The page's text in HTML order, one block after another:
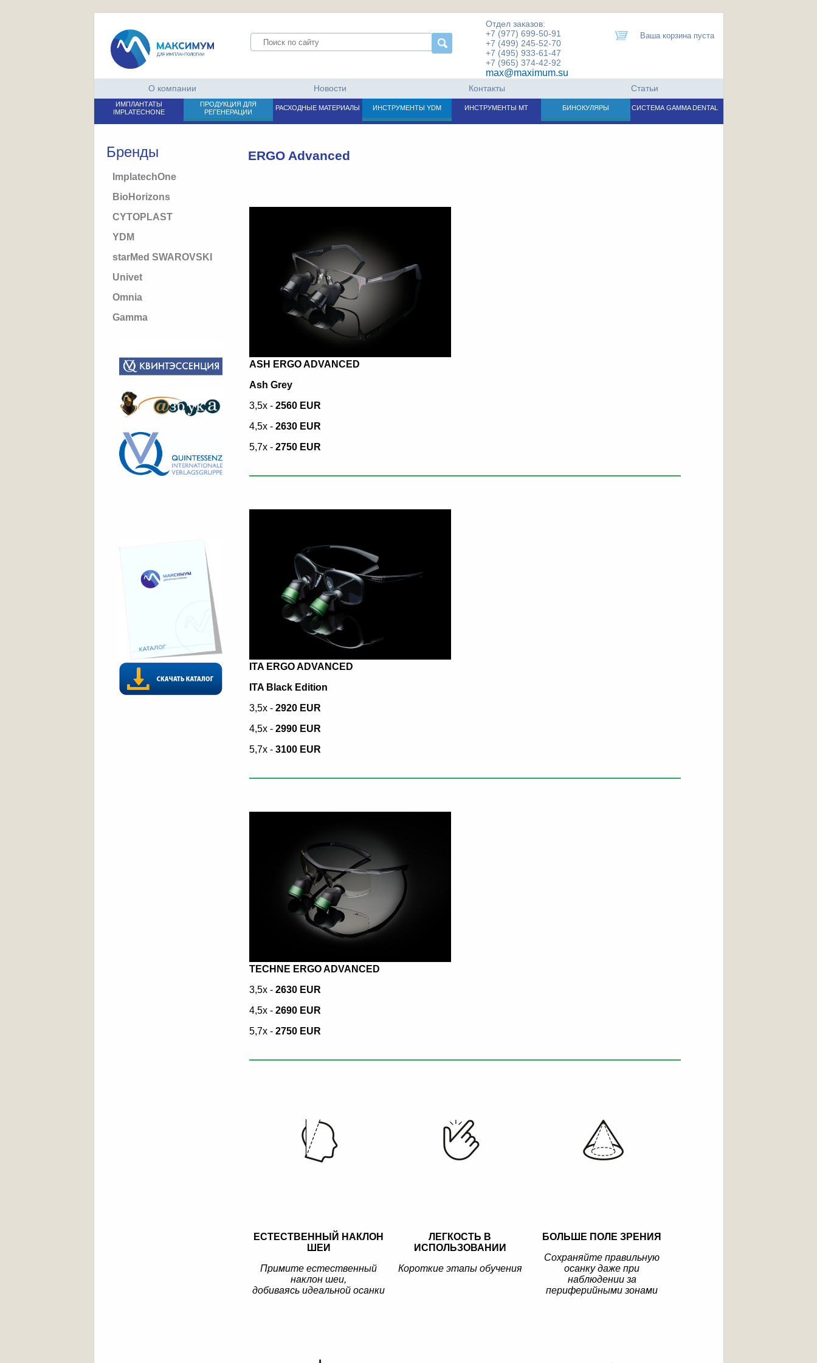
Отдел заказов:
+7 (977) 699-50-91
+7 (499) 245-52-70
+7 (495) 933-61-47
+7 (965) 374-42-92
max@maximum.su
Ваша корзина пуста
О компании Новости Контакты Статьи
ИМПЛАНТАТЫ
IMPLATECHONE
ПРОДУКЦИЯ ДЛЯ
РЕГЕНЕРАЦИИ
РАСХОДНЫЕ МАТЕРИАЛЫ ИНСТРУМЕНТЫ YDM ИНСТРУМЕНТЫ МТ БИНОКУЛЯРЫ СИСТЕМА GAMMA DENTAL
Бренды
ImplatechOne
BioHorizons
CYTOPLAST
YDM
starMed SWAROVSKI
Univet
Omnia
Gamma
ERGO Advanced
ASH ERGO ADVANCED
Ash Grey
3,5x - 2560 EUR
4,5x - 2630 EUR
5,7x - 2750 EUR
ITA ERGO ADVANCED
ITA Black Edition
3,5x - 2920 EUR
4,5x - 2990 EUR
5,7x - 3100 EUR
TECHNE ERGO ADVANCED
3,5x - 2630 EUR
4,5x - 2690 EUR
5,7x - 2750 EUR
ЕСТЕСТВЕННЫЙ НАКЛОН
ШЕИ
Примите естественный
наклон шеи,
добиваясь идеальной осанки
ЛЕГКОСТЬ В
ИСПОЛЬЗОВАНИИ
Короткие этапы обучения
БОЛЬШЕ ПОЛЕ ЗРЕНИЯ
Сохраняйте правильную
осанку даже при
наблюдении за
периферийными зонами